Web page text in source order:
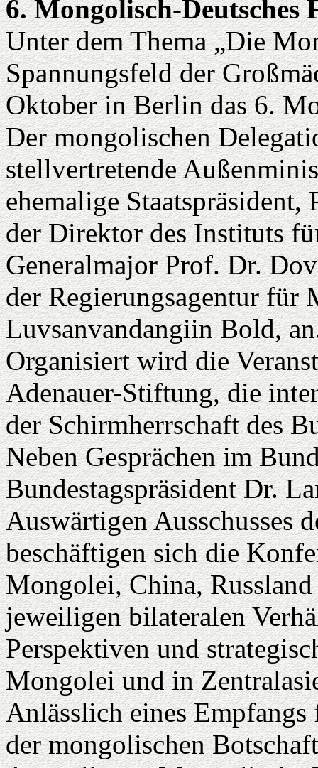
6. Mongolisch-Deutsches
Unter dem Thema „Die
Spannungsfeld der
Oktober in Berlin das 6.
Der mongolischen
stellvertretende
ehemalige
der Direktor des Instituts
Generalmajor Prof. Dr.
der Regierungsagentur für
Luvsanvandangiin Bold,
Organisiert wird die
Adenauer-Stiftung, die
der Schirmherrschaft des
Neben Gesprächen im
Bundestagspräsident Dr.
Auswärtigen Ausschusses
beschäftigen sich die
Mongolei, China,
jeweiligen bilateralen
Perspektiven und
Mongolei und in
Anlässlich eines
der mongolischen